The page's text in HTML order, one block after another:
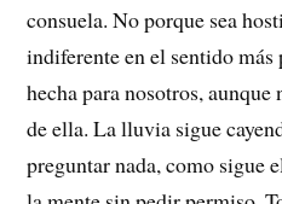
consuela. No porque sea
indiferente en el sentido
hecha para nosotros, aunque
de ella. La lluvia sigue
preguntar nada, como sigue